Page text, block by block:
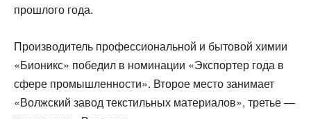
прошлого года.
Производитель профессиональной и бытовой химии
«Бионикс» победил в номинации «Экспортер года в
сфере промышленности». Второе место занимает
«Волжский завод текстильных материалов», третье —